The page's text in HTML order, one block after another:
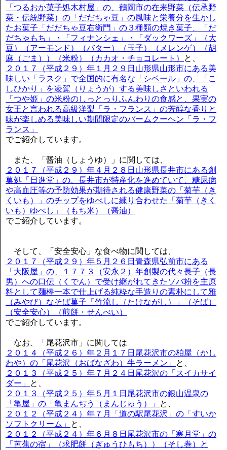
「つるおか菓子処木村屋」の、鶴岡市の在来野菜（伝承野
菜・伝統野菜）の「だだちゃ豆」の風味と栄養分を生かし
たお菓子「だだちゃ豆右衛門」の３種類の焼き菓子、「だ
だちゃもち」・「フィナンシェ」・「ダックワーズ」（大
豆）（アーモンド）（バター）（玉子）（メレンゲ）（胡
麻（ごま））（米粉）（カカオ・チョコレート）
と、
２０１７（平成２９）年１月２９日山形県山形市にある美
味しい「ラスク」で全国的に有名な「シベール」の、「こ
しひかり」を凌駕（りょうが）する美味しさといわれる
「つや姫」の米粉のしっとっりふんわりの食感と、果実の
女王と言われる高級洋梨「ラ・フランス」の芳醇な香りと
味が楽しめる美味しい期間限定のバームクーヘン「ラ・フ
ランス」
でご紹介しています。
また、「醤油（しょうゆ）」に関しては、
２０１７（平成２９）年４月２８日山形県長井市にある創
菓処「日進堂」の、長井市が特産化を進めていて、糖尿病
や高血圧等の予防効果が期待される健康野菜の「菊芋（き
くいも）」のチップをゆべしに練り合わせた「菊芋（きく
いも）ゆべし」（もち米）（醤油）
でご紹介しています。
そして、「安全安心」な食べ物に関しては、
２０１７（平成２９）年５月２６日青森県弘前市にある
「大阪屋」の、１７７３（安永２）年創製の代々長子（長
男）への口伝（くでん）で受け継がれてきたソバ粉を主原
料として麺棒一本で仕上げる純粋な手造りの素朴にして雅
（みやび）なそば菓子「竹流し（たけながし）」（そば）
（安全安心）（煎餅・せんべい）
でご紹介しています。
なお、「尾花沢市」に関しては
２０１４（平成２６）年２月１７日尾花沢市の柏屋（かし
わや）の「尾花沢（おばなざわ）牛ラーメン」
と、
２０１３（平成２５）年７月２４日尾花沢の「スイカサイ
ダー」
と、
２０１３（平成２５）年５月１日尾花沢市の銀山温泉の
「亀屋」の「亀まんぢう（まんじゅう）」
と、
２０１２（平成２４）年７月「道の駅尾花沢」の「すいか
ソフトクリーム」
と、
２０１２（平成２４）年６月８日尾花沢市の「寒月堂」の
「芭蕉の宿」（求肥餅（ぎゅうひもち））（そし巻）と